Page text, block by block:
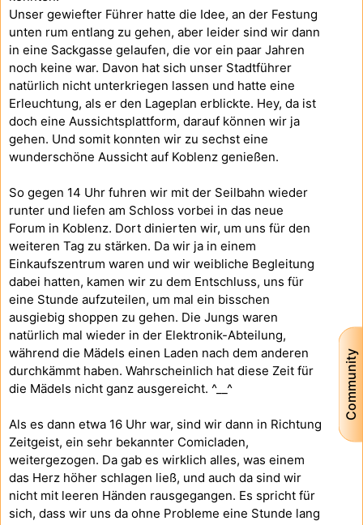
Community
Unser gewiefter Führer hatte die Idee, an der Festung
unten rum entlang zu gehen, aber leider sind wir dann
in eine Sackgasse gelaufen, die vor ein paar Jahren
noch keine war. Davon hat sich unser Stadtführer
natürlich nicht unterkriegen lassen und hatte eine
Erleuchtung, als er den Lageplan erblickte. Hey, da ist
doch eine Aussichtsplattform, darauf können wir ja
gehen. Und somit konnten wir zu sechst eine
wunderschöne Aussicht auf Koblenz genießen.
So gegen 14 Uhr fuhren wir mit der Seilbahn wieder
runter und liefen am Schloss vorbei in das neue
Forum in Koblenz. Dort dinierten wir, um uns für den
weiteren Tag zu stärken. Da wir ja in einem
Einkaufszentrum waren und wir weibliche Begleitung
dabei hatten, kamen wir zu dem Entschluss, uns für
eine Stunde aufzuteilen, um mal ein bisschen
ausgiebig shoppen zu gehen. Die Jungs waren
natürlich mal wieder in der Elektronik-Abteilung,
während die Mädels einen Laden nach dem anderen
durchkämmt haben. Wahrscheinlich hat diese Zeit für
die Mädels nicht ganz ausgereicht. ^__^
Als es dann etwa 16 Uhr war, sind wir dann in Richtung
Zeitgeist, ein sehr bekannter Comicladen,
weitergezogen. Da gab es wirklich alles, was einem
das Herz höher schlagen ließ, und auch da sind wir
nicht mit leeren Händen rausgegangen. Es spricht für
sich, dass wir uns da ohne Probleme eine Stunde lang